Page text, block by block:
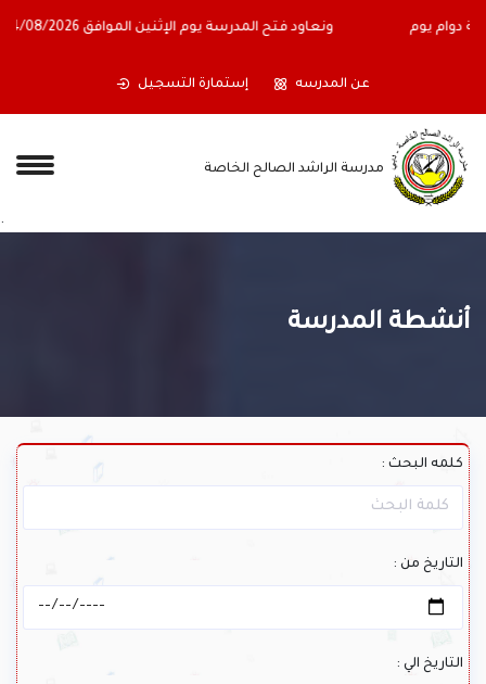
أولياء الأمور الكرام ستغلق المدرسة أبوابها اعتباراً من نهاية دوام يوم
عن المدرسه إستمارة التسجيل
مدرسة الراشد الصالح الخاصة
.
أنشطة المدرسة
كلمه البحث :
التاريخ من :
التاريخ الي :